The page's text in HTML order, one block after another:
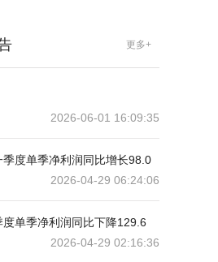
更多+
2026-06-01 16:09:35
度单季净利润同比增长98.0
2026-04-29 06:24:06
单季净利润同比下降129.6
2026-04-29 02:16:36